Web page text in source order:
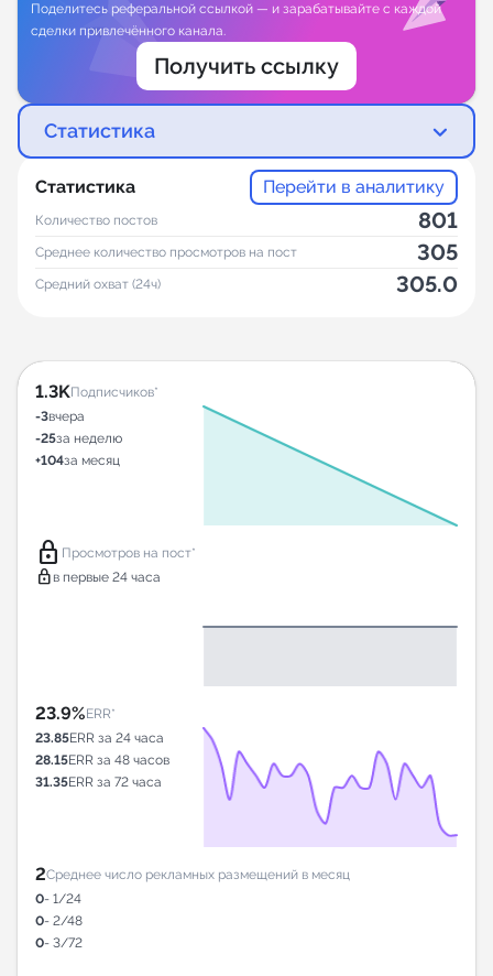
Поделитесь реферальной ссылкой — и зарабатывайте с каждой
сделки привлечённого канала.
Получить ссылку
Статистика
Статистика Перейти в аналитику
Количество постов 801
Среднее количество просмотров на пост 305
Средний охват (24ч) 305.0
1.3KПодписчиков*
-3вчера
-25за неделю
+104за месяц
lock Просмотров на пост*
lock в первые 24 часа
23.9%ERR*
23.85ERR за 24 часа
28.15ERR за 48 часов
31.35ERR за 72 часа
2Среднее число рекламных размещений в месяц
0- 1/24
0- 2/48
0- 3/72